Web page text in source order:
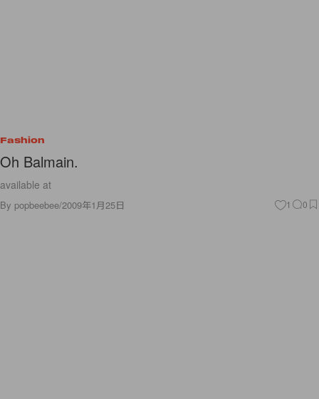
Fashion
Oh Balmain.
available at
By popbeebee/2009年1月25日 1 0